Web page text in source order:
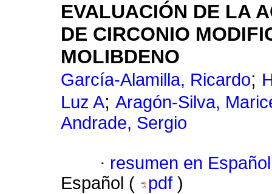
EVALUACIÓN DE LA
DE CIRCONIO
MOLIBDENO
García-Alamilla, Ricardo;
Luz A; Aragón-Silva,
Andrade, Sergio
· resumen en Español
Español (
pdf )